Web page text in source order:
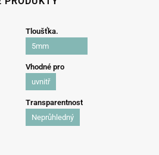
Tloušťka.
5mm
Vhodné pro
uvnitř
Transparentnost
Neprůhledný